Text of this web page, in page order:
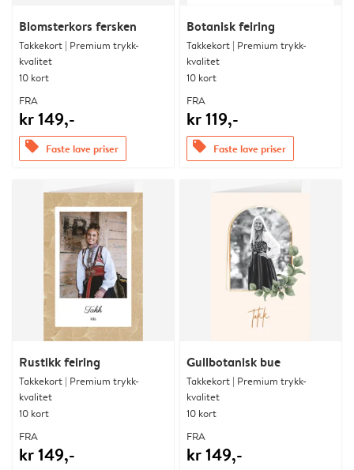
Blomsterkors fersken
Takkekort | Premium trykk-
kvalitet
10 kort
FRA
kr 149,-
offers Faste lave priser
Botanisk feiring
Takkekort | Premium trykk-
kvalitet
10 kort
FRA
kr 119,-
offers Faste lave priser
Rustikk feiring
Takkekort | Premium trykk-
kvalitet
10 kort
FRA
kr 149,-
Gullbotanisk bue
Takkekort | Premium trykk-
kvalitet
10 kort
FRA
kr 149,-